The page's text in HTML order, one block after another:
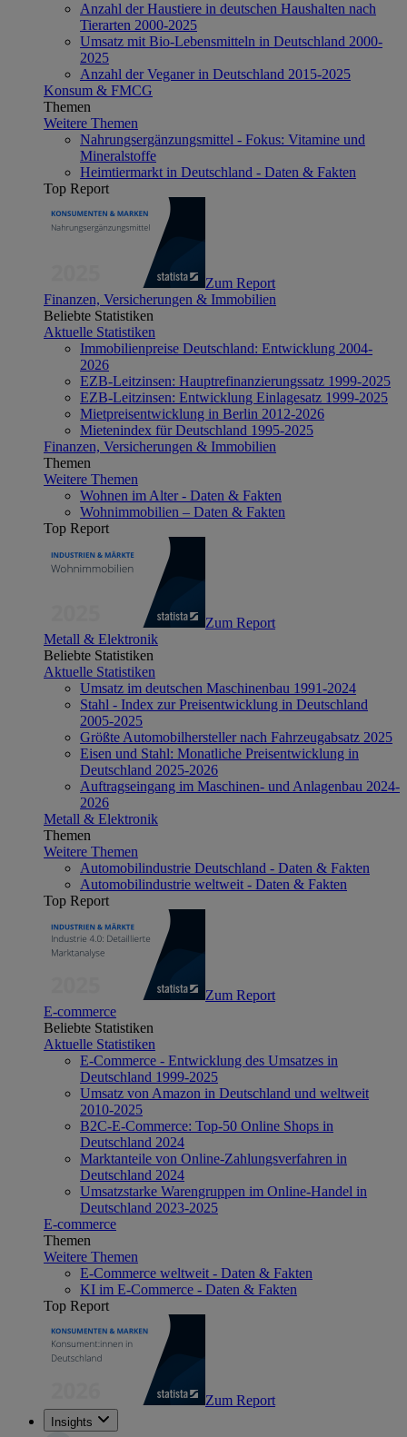
Anzahl der Haustiere in deutschen Haushalten nach
Tierarten 2000-2025
Umsatz mit Bio-Lebensmitteln in Deutschland 2000-
2025
Anzahl der Veganer in Deutschland 2015-2025
Konsum & FMCG
Themen
Weitere Themen
Nahrungsergänzungsmittel - Fokus: Vitamine und
Mineralstoffe
Heimtiermarkt in Deutschland - Daten & Fakten
Top Report
Zum Report
Finanzen, Versicherungen & Immobilien
Beliebte Statistiken
Aktuelle Statistiken
Immobilienpreise Deutschland: Entwicklung 2004-
2026
EZB-Leitzinsen: Hauptrefinanzierungssatz 1999-2025
EZB-Leitzinsen: Entwicklung Einlagesatz 1999-2025
Mietpreisentwicklung in Berlin 2012-2026
Mietenindex für Deutschland 1995-2025
Finanzen, Versicherungen & Immobilien
Themen
Weitere Themen
Wohnen im Alter - Daten & Fakten
Wohnimmobilien – Daten & Fakten
Top Report
Zum Report
Metall & Elektronik
Beliebte Statistiken
Aktuelle Statistiken
Umsatz im deutschen Maschinenbau 1991-2024
Stahl - Index zur Preisentwicklung in Deutschland
2005-2025
Größte Automobilhersteller nach Fahrzeugabsatz 2025
Eisen und Stahl: Monatliche Preisentwicklung in
Deutschland 2025-2026
Auftragseingang im Maschinen- und Anlagenbau 2024-
2026
Metall & Elektronik
Themen
Weitere Themen
Automobilindustrie Deutschland - Daten & Fakten
Automobilindustrie weltweit - Daten & Fakten
Top Report
Zum Report
E-commerce
Beliebte Statistiken
Aktuelle Statistiken
E-Commerce - Entwicklung des Umsatzes in
Deutschland 1999-2025
Umsatz von Amazon in Deutschland und weltweit
2010-2025
B2C-E-Commerce: Top-50 Online Shops in
Deutschland 2024
Marktanteile von Online-Zahlungsverfahren in
Deutschland 2024
Umsatzstarke Warengruppen im Online-Handel in
Deutschland 2023-2025
E-commerce
Themen
Weitere Themen
E-Commerce weltweit - Daten & Fakten
KI im E-Commerce - Daten & Fakten
Top Report
Zum Report
Insights